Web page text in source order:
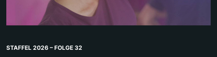
STAFFEL 2026 – FOLGE 32